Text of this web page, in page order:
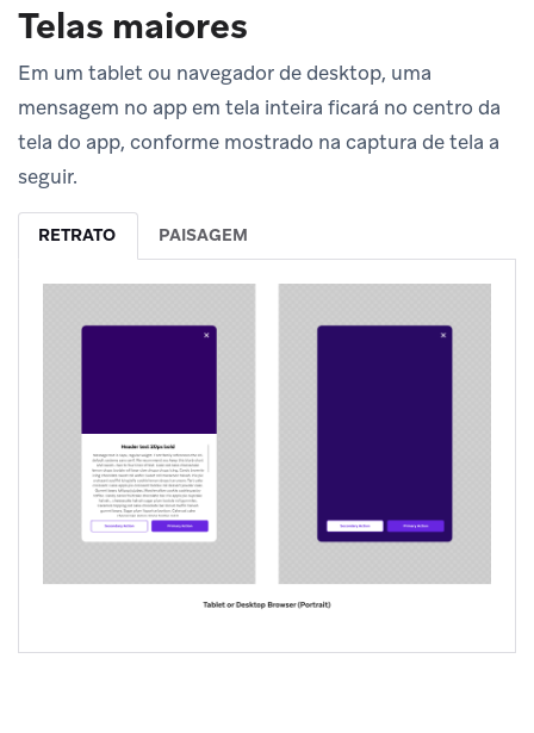
Telas maiores
Em um tablet ou navegador de desktop, uma
mensagem no app em tela inteira ficará no centro da
tela do app, conforme mostrado na captura de tela a
seguir.
RETRATO PAISAGEM